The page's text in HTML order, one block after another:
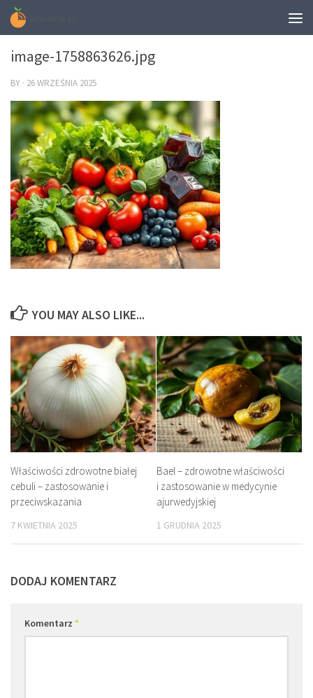
0
image-1758863626.jpg
BY · 26 WRZEŚNIA 2025
YOU MAY ALSO LIKE...
Właściwości zdrowotne białej
cebuli – zastosowanie i
przeciwskazania
7 KWIETNIA 2025
Bael – zdrowotne właściwości
i zastosowanie w medycynie
ajurwedyjskiej
1 GRUDNIA 2025
DODAJ KOMENTARZ
Komentarz *